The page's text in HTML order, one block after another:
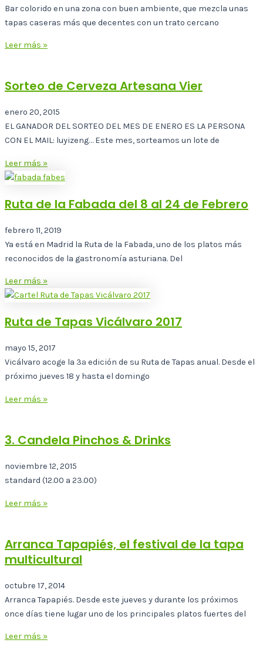
Bar colorido en una zona con buen ambiente, que mezcla unas
tapas caseras más que decentes con un trato cercano
Leer más »
Sorteo de Cerveza Artesana Vier
enero 20, 2015
EL GANADOR DEL SORTEO DEL MES DE ENERO ES LA PERSONA
CON EL MAIL: luyizeng… Este mes, sorteamos un lote de
Leer más »
Ruta de la Fabada del 8 al 24 de Febrero
febrero 11, 2019
Ya está en Madrid la Ruta de la Fabada, uno de los platos más
reconocidos de la gastronomía asturiana. Del
Leer más »
Ruta de Tapas Vicálvaro 2017
mayo 15, 2017
Vicálvaro acoge la 3ª edición de su Ruta de Tapas anual. Desde el
próximo jueves 18 y hasta el domingo
Leer más »
3. Candela Pinchos & Drinks
noviembre 12, 2015
standard (12.00 a 23.00)
Leer más »
Arranca Tapapiés, el festival de la tapa
multicultural
octubre 17, 2014
Arranca Tapapiés. Desde este jueves y durante los próximos
once días tiene lugar uno de los principales platos fuertes del
Leer más »